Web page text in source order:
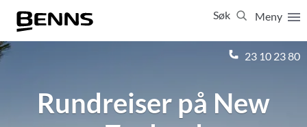
Meny
Søk
23 10 23 80
Rundreiser på New
Lukk
Vis resultater for: Alle Feriereiser